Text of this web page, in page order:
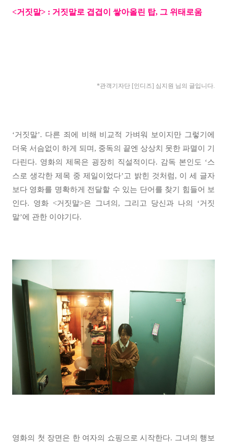
<거짓말> : 거짓말로 겹겹이 쌓아올린 탑, 그 위태로움
*관객기자단 [인디즈] 심지원 님의 글입니다.
‘거짓말’. 다른 죄에 비해 비교적 가벼워 보이지만 그렇기에
더욱 서슴없이 하게 되며, 중독의 끝엔 상상치 못한 파멸이 기
다린다. 영화의 제목은 굉장히 직설적이다. 감독 본인도 ‘스
스로 생각한 제목 중 제일이었다’고 밝힌 것처럼, 이 세 글자
보다 영화를 명확하게 전달할 수 있는 단어를 찾기 힘들어 보
인다. 영화 <거짓말>은 그녀의, 그리고 당신과 나의 ‘거짓
말’에 관한 이야기다.
영화의 첫 장면은 한 여자의 쇼핑으로 시작한다. 그녀의 행보